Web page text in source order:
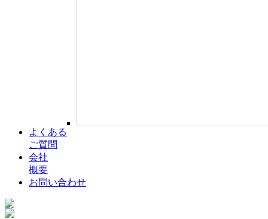
よくある
ご質問
会社
概要
お問い合わせ